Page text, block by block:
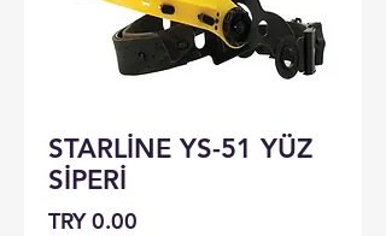
STARLİNE YS-51 YÜZ
SİPERİ
TRY 0.00